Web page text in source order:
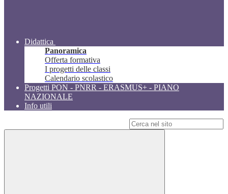
Didattica
Panoramica
Offerta formativa
I progetti delle classi
Calendario scolastico
Progetti PON - PNRR - ERASMUS+ - PIANO
NAZIONALE
Info utili